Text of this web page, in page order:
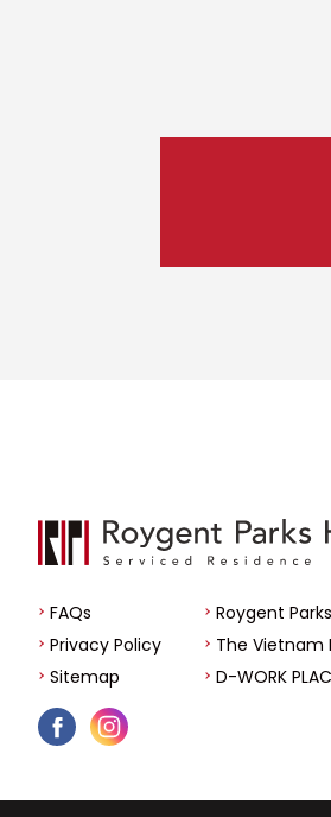
FAQs
Privacy Policy
Sitemap
Roygent
The Vietnam
D-WORK